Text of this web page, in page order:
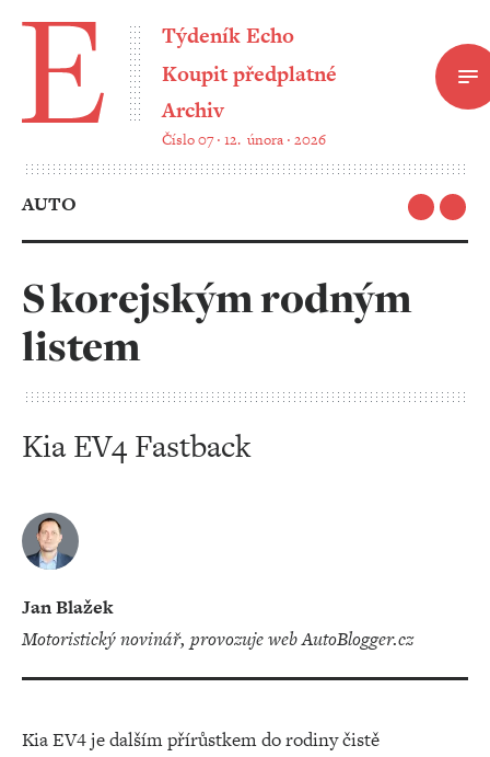
Týdeník Echo
Koupit předplatné
Archiv
Číslo 07 ‧ 12. února ‧ 2026
AUTO
S korejským rodným
listem
Kia EV4 Fastback
Jan Blažek
motoristický novinář, provozuje web AutoBlogger.cz
Kia EV4 je dalším přírůstkem do rodiny čistě